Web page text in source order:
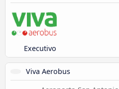
Executivo
Viva Aerobus